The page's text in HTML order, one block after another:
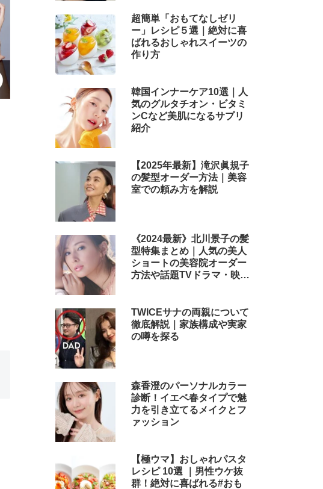
超簡単「おもてなしゼリ
ー」レシピ５選｜絶対に喜
ばれるおしゃれスイーツの
作り方
韓国インナーケア10選｜人
気のグルタチオン・ビタミ
ンCなど美肌になるサプリ
紹介
【2025年最新】滝沢眞規子
の髪型オーダー方法｜美容
室での頼み方を解説
《2024最新》北川景子の髪
型特集まとめ｜人気の美人
ショートの美容院オーダー
方法や話題TVドラマ・映画
TWICEサナの両親について
徹底解説｜家族構成や実家
の噂を探る
森香澄のパーソナルカラー
診断！イエベ春タイプで魅
力を引き立てるメイクとフ
ァッション
【極ウマ】おしゃれパスタ
レシピ 10選 ｜男性ウケ抜
群！絶対に喜ばれる#おも